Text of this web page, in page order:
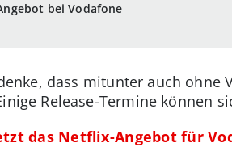
bei Vodafone
dass mitunter auch ohne
Release-Termine können
das Netflix-Angebot für